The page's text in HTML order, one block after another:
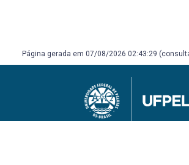
Página gerada em 07/08/2026 02:43:29